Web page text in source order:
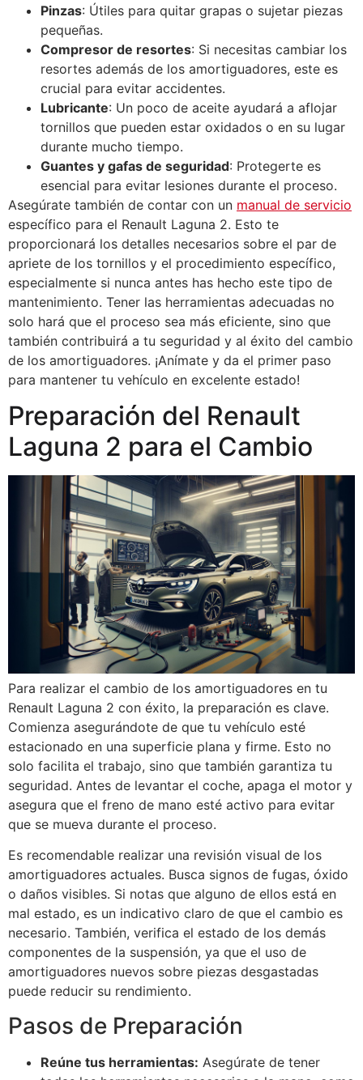
Pinzas: Útiles para quitar grapas o sujetar piezas
pequeñas.
Compresor de resortes: Si necesitas cambiar los
resortes además de los amortiguadores, este es
crucial para evitar accidentes.
Lubricante: Un poco de aceite ayudará a aflojar
tornillos que pueden estar oxidados o en su lugar
durante mucho tiempo.
Guantes y gafas de seguridad: Protegerte es
esencial para evitar lesiones durante el proceso.
Asegúrate también de contar con un manual de servicio
específico para el Renault Laguna 2. Esto te
proporcionará los detalles necesarios sobre el par de
apriete de los tornillos y el procedimiento específico,
especialmente si nunca antes has hecho este tipo de
mantenimiento. Tener las herramientas adecuadas no
solo hará que el proceso sea más eficiente, sino que
también contribuirá a tu seguridad y al éxito del cambio
de los amortiguadores. ¡Anímate y da el primer paso
para mantener tu vehículo en excelente estado!
Preparación del Renault
Laguna 2 para el Cambio
Para realizar el cambio de los amortiguadores en tu
Renault Laguna 2 con éxito, la preparación es clave.
Comienza asegurándote de que tu vehículo esté
estacionado en una superficie plana y firme. Esto no
solo facilita el trabajo, sino que también garantiza tu
seguridad. Antes de levantar el coche, apaga el motor y
asegura que el freno de mano esté activo para evitar
que se mueva durante el proceso.
Es recomendable realizar una revisión visual de los
amortiguadores actuales. Busca signos de fugas, óxido
o daños visibles. Si notas que alguno de ellos está en
mal estado, es un indicativo claro de que el cambio es
necesario. También, verifica el estado de los demás
componentes de la suspensión, ya que el uso de
amortiguadores nuevos sobre piezas desgastadas
puede reducir su rendimiento.
Pasos de Preparación
Reúne tus herramientas: Asegúrate de tener